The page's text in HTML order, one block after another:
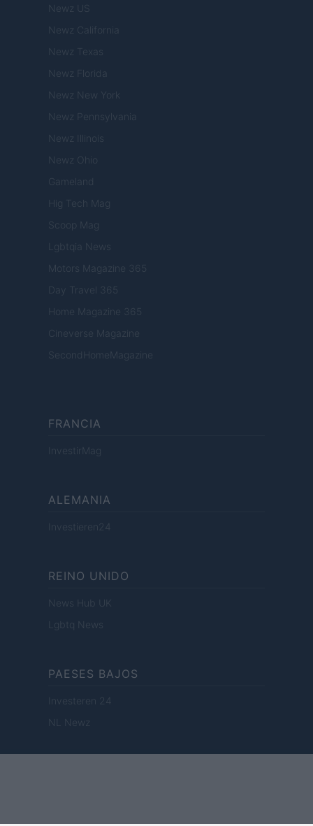
Newz US
Newz California
Newz Texas
Newz Florida
Newz New York
Newz Pennsylvania
Newz Illinois
Newz Ohio
Gameland
Hig Tech Mag
Scoop Mag
Lgbtqia News
Motors Magazine 365
Day Travel 365
Home Magazine 365
Cineverse Magazine
SecondHomeMagazine
FRANCIA
InvestirMag
ALEMANIA
Investieren24
REINO UNIDO
News Hub UK
Lgbtq News
PAESES BAJOS
Investeren 24
NL Newz